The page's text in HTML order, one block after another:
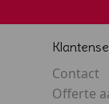
Contact
Offerte